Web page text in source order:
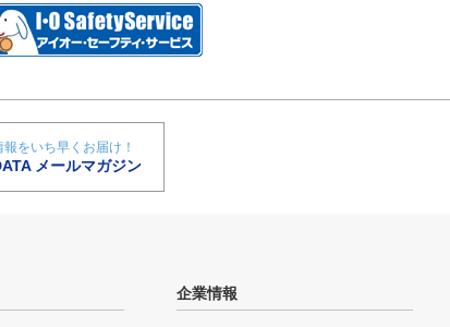
報をいち早くお届け！
メールマガジン
企業情報